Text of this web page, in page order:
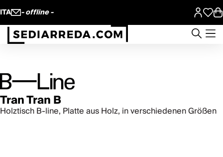
ITA - offline -
Tran Tran B
Holztisch B-line, Platte aus Holz, in verschiedenen Größen